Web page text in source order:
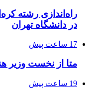
در دانشگاه تهران
17 ساعت پیش
متا از نخست وزیر
19 ساعت پیش